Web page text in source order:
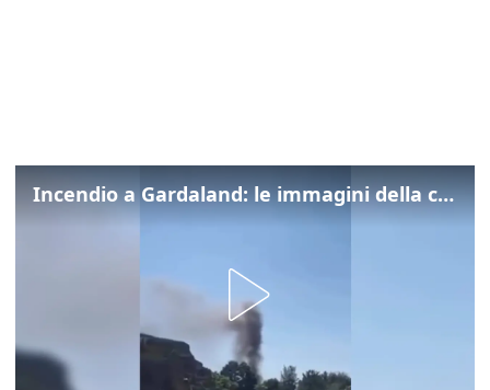
Incendio a Gardaland: le immagini della colonna di fumo